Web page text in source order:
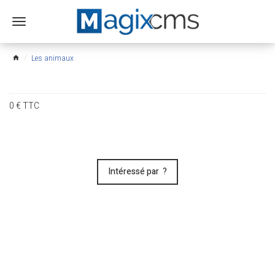
Ouvrir
menu
home Les animaux
0€TTC
Intéressé par ?